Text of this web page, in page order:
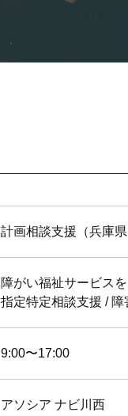
計画相談支援（兵庫県
障がい福祉サービス
指定特定相談支援 / 障
9:00〜17:00
アソシア ナビ川西